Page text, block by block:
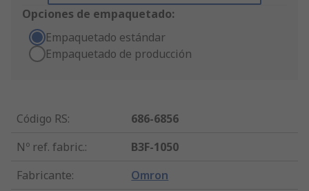
Opciones de empaquetado:
Empaquetado estándar
Empaquetado de producción
Código RS:
686-6856
Nº ref. fabric.:
B3F-1050
Fabricante: Omron